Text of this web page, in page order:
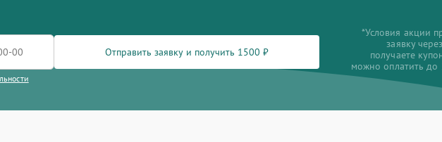
Отправить заявку и получить 1500 ₽
*Условия акции
заявку
получаете
можно оплатить до